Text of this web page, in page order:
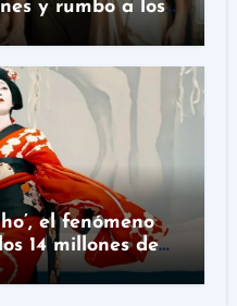
y rumbo a los
el fenómeno
14 millones de